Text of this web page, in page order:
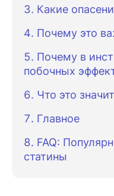
Какие
Почему это
Почему в
побочных
Что это
Главное
FAQ:
статины